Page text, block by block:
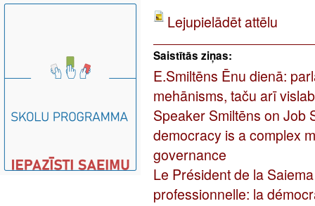
Lejupielādēt attēlu
Saistītās ziņas:
E.Smiltēns Ēnu dienā:
mehānisms, taču arī
Speaker Smiltēns on Job
democracy is a complex
governance
Le Président de la
professionnelle: la